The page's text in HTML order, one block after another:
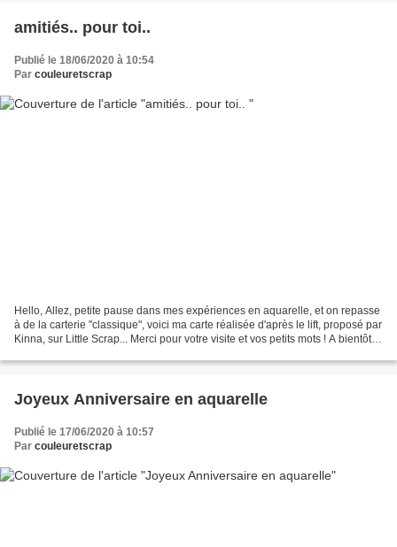
amitiés.. pour toi..
Publié le 18/06/2020 à 10:54
Par couleuretscrap
Hello, Allez, petite pause dans mes expériences en aquarelle, et on repasse
à de la carterie "classique", voici ma carte réalisée d'après le lift, proposé par
Kinna, sur Little Scrap... Merci pour votre visite et vos petits mots ! A bientôt
Joyeux Anniversaire en aquarelle
Publié le 17/06/2020 à 10:57
Par couleuretscrap